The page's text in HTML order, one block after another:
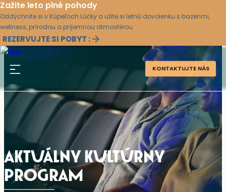
Zažite leto plné pohody
Oddýchnite si v Kúpeľoch Lúčky a užite si letnú dovolenku s bazénmi,
wellness, prírodou a príjemnou atmosférou.
REZERVUJTE SI POBYT :
KONTAKTUJTE NÁS
AKTUÁLNY KULTÚRNY
PROGRAM